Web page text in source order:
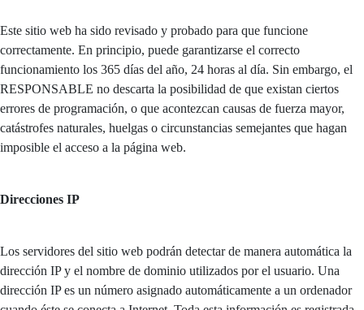
Este sitio web ha sido revisado y probado para que funcione
correctamente. En principio, puede garantizarse el correcto
funcionamiento los 365 días del año, 24 horas al día. Sin embargo, el
RESPONSABLE no descarta la posibilidad de que existan ciertos
errores de programación, o que acontezcan causas de fuerza mayor,
catástrofes naturales, huelgas o circunstancias semejantes que hagan
imposible el acceso a la página web.
Direcciones IP
Los servidores del sitio web podrán detectar de manera automática la
dirección IP y el nombre de dominio utilizados por el usuario. Una
dirección IP es un número asignado automáticamente a un ordenador